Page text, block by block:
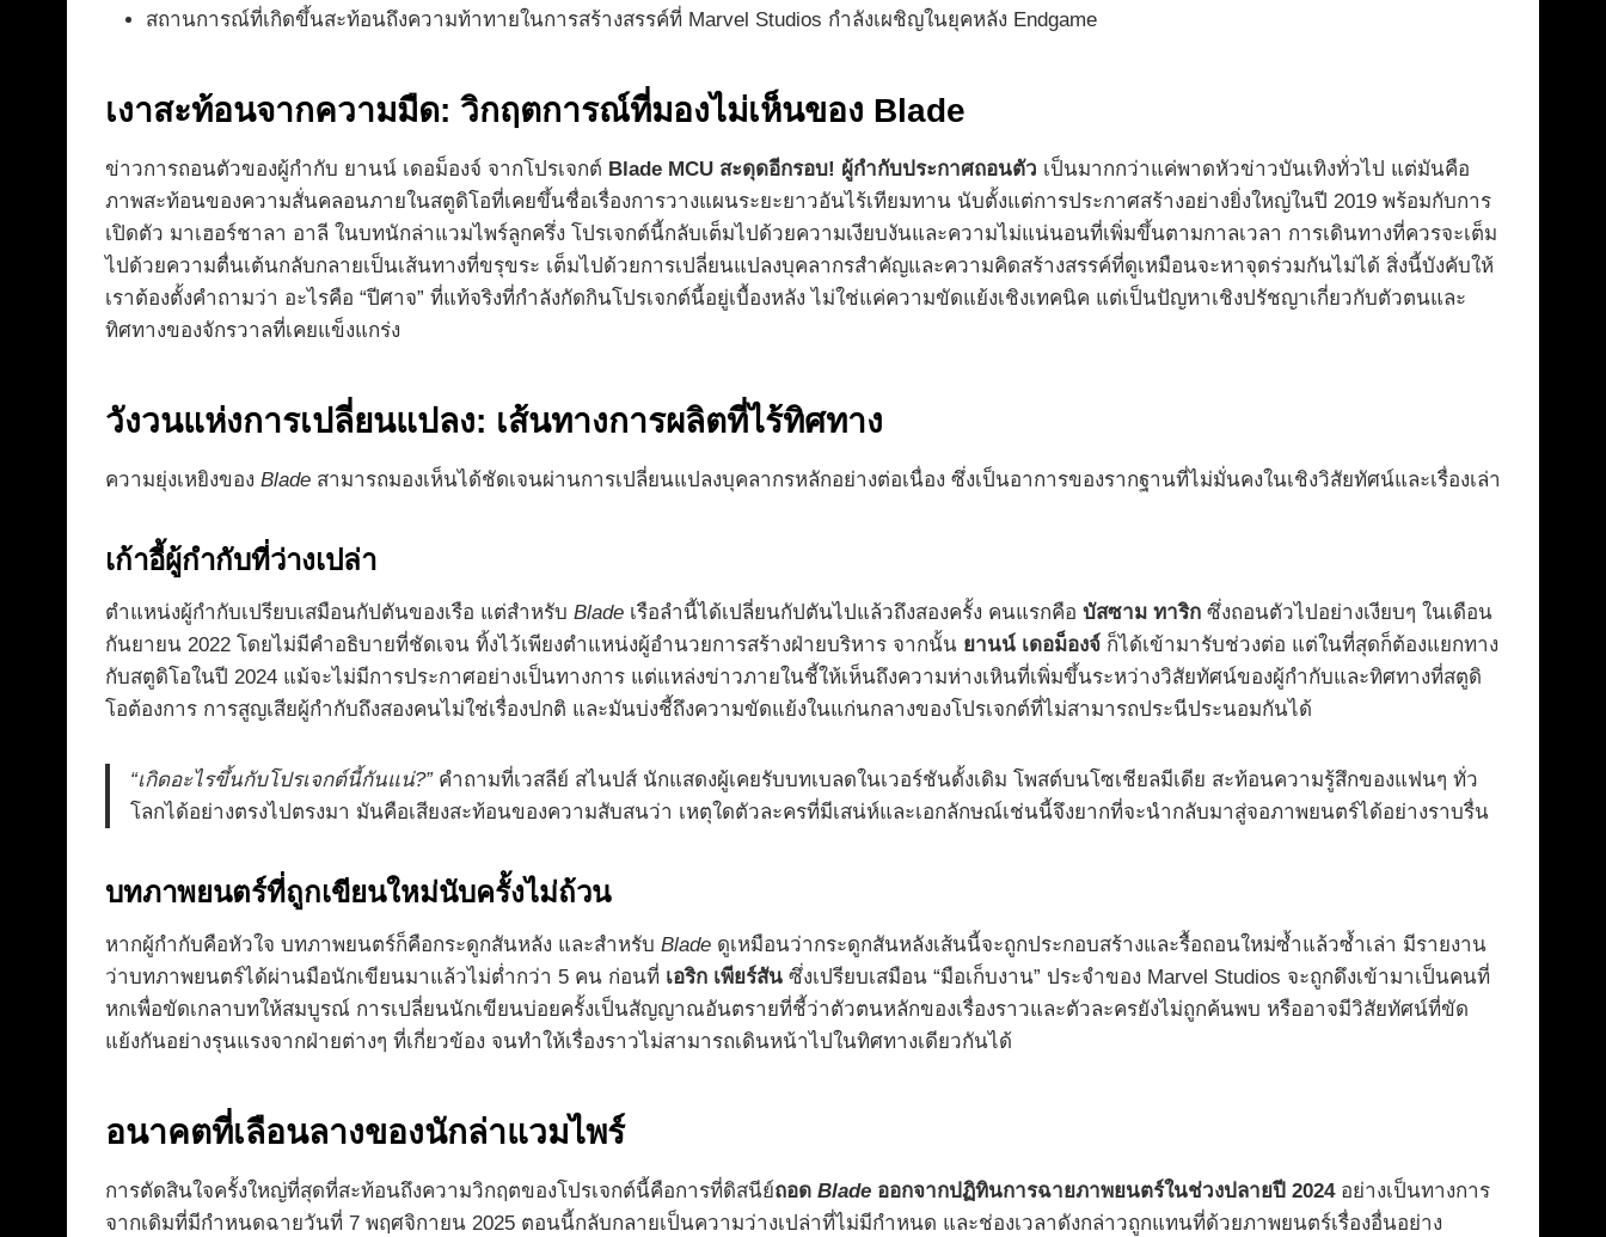
สถานการณ์ที่เกิดขึ้นสะท้อนถึงความท้าทายในการสร้างสรรค์ที่ Marvel Studios กำลังเผชิญในยุคหลัง Endgame
เงาสะท้อนจากความมืด: วิกฤตการณ์ที่มองไม่เห็นของ Blade
ข่าวการถอนตัวของผู้กำกับ ยานน์ เดอม็องจ์ จากโปรเจกต์ Blade MCU สะดุดอีกรอบ! ผู้กำกับประกาศถอนตัว เป็นมากกว่าแค่พาดหัวข่าวบันเทิงทั่วไป แต่มันคือ
ภาพสะท้อนของความสั่นคลอนภายในสตูดิโอที่เคยขึ้นชื่อเรื่องการวางแผนระยะยาวอันไร้เทียมทาน นับตั้งแต่การประกาศสร้างอย่างยิ่งใหญ่ในปี 2019 พร้อมกับการ
เปิดตัว มาเฮอร์ชาลา อาลี ในบทนักล่าแวมไพร์ลูกครึ่ง โปรเจกต์นี้กลับเต็มไปด้วยความเงียบงันและความไม่แน่นอนที่เพิ่มขึ้นตามกาลเวลา การเดินทางที่ควรจะเต็ม
ไปด้วยความตื่นเต้นกลับกลายเป็นเส้นทางที่ขรุขระ เต็มไปด้วยการเปลี่ยนแปลงบุคลากรสำคัญและความคิดสร้างสรรค์ที่ดูเหมือนจะหาจุดร่วมกันไม่ได้ สิ่งนี้บังคับให้
เราต้องตั้งคำถามว่า อะไรคือ “ปีศาจ” ที่แท้จริงที่กำลังกัดกินโปรเจกต์นี้อยู่เบื้องหลัง ไม่ใช่แค่ความขัดแย้งเชิงเทคนิค แต่เป็นปัญหาเชิงปรัชญาเกี่ยวกับตัวตนและ
ทิศทางของจักรวาลที่เคยแข็งแกร่ง
วังวนแห่งการเปลี่ยนแปลง: เส้นทางการผลิตที่ไร้ทิศทาง
ความยุ่งเหยิงของ Blade สามารถมองเห็นได้ชัดเจนผ่านการเปลี่ยนแปลงบุคลากรหลักอย่างต่อเนื่อง ซึ่งเป็นอาการของรากฐานที่ไม่มั่นคงในเชิงวิสัยทัศน์และเรื่องเล่า
เก้าอี้ผู้กำกับที่ว่างเปล่า
ตำแหน่งผู้กำกับเปรียบเสมือนกัปตันของเรือ แต่สำหรับ Blade เรือลำนี้ได้เปลี่ยนกัปตันไปแล้วถึงสองครั้ง คนแรกคือ บัสซาม ทาริก ซึ่งถอนตัวไปอย่างเงียบๆ ในเดือน
กันยายน 2022 โดยไม่มีคำอธิบายที่ชัดเจน ทิ้งไว้เพียงตำแหน่งผู้อำนวยการสร้างฝ่ายบริหาร จากนั้น ยานน์ เดอม็องจ์ ก็ได้เข้ามารับช่วงต่อ แต่ในที่สุดก็ต้องแยกทาง
กับสตูดิโอในปี 2024 แม้จะไม่มีการประกาศอย่างเป็นทางการ แต่แหล่งข่าวภายในชี้ให้เห็นถึงความห่างเหินที่เพิ่มขึ้นระหว่างวิสัยทัศน์ของผู้กำกับและทิศทางที่สตูดิ
โอต้องการ การสูญเสียผู้กำกับถึงสองคนไม่ใช่เรื่องปกติ และมันบ่งชี้ถึงความขัดแย้งในแก่นกลางของโปรเจกต์ที่ไม่สามารถประนีประนอมกันได้
“เกิดอะไรขึ้นกับโปรเจกต์นี้กันแน่?”คำถามที่เวสลีย์ สไนปส์ นักแสดงผู้เคยรับบทเบลดในเวอร์ชันดั้งเดิม โพสต์บนโซเชียลมีเดีย สะท้อนความรู้สึกของแฟนๆ ทั่ว
โลกได้อย่างตรงไปตรงมา มันคือเสียงสะท้อนของความสับสนว่า เหตุใดตัวละครที่มีเสน่ห์และเอกลักษณ์เช่นนี้จึงยากที่จะนำกลับมาสู่จอภาพยนตร์ได้อย่างราบรื่น
บทภาพยนตร์ที่ถูกเขียนใหม่นับครั้งไม่ถ้วน
หากผู้กำกับคือหัวใจ บทภาพยนตร์ก็คือกระดูกสันหลัง และสำหรับ Blade ดูเหมือนว่ากระดูกสันหลังเส้นนี้จะถูกประกอบสร้างและรื้อถอนใหม่ซ้ำแล้วซ้ำเล่า มีรายงาน
ว่าบทภาพยนตร์ได้ผ่านมือนักเขียนมาแล้วไม่ต่ำกว่า 5 คน ก่อนที่ เอริก เพียร์สัน ซึ่งเปรียบเสมือน “มือเก็บงาน” ประจำของ Marvel Studios จะถูกดึงเข้ามาเป็นคนที่
หกเพื่อขัดเกลาบทให้สมบูรณ์ การเปลี่ยนนักเขียนบ่อยครั้งเป็นสัญญาณอันตรายที่ชี้ว่าตัวตนหลักของเรื่องราวและตัวละครยังไม่ถูกค้นพบ หรืออาจมีวิสัยทัศน์ที่ขัด
แย้งกันอย่างรุนแรงจากฝ่ายต่างๆ ที่เกี่ยวข้อง จนทำให้เรื่องราวไม่สามารถเดินหน้าไปในทิศทางเดียวกันได้
อนาคตที่เลือนลางของนักล่าแวมไพร์
การตัดสินใจครั้งใหญ่ที่สุดที่สะท้อนถึงความวิกฤตของโปรเจกต์นี้คือการที่ดิสนีย์ถอด Blade ออกจากปฏิทินการฉายภาพยนตร์ในช่วงปลายปี 2024อย่างเป็นทางการ
จากเดิมที่มีกำหนดฉายวันที่ 7 พฤศจิกายน 2025 ตอนนี้กลับกลายเป็นความว่างเปล่าที่ไม่มีกำหนด และช่องเวลาดังกล่าวถูกแทนที่ด้วยภาพยนตร์เรื่องอื่นอย่าง